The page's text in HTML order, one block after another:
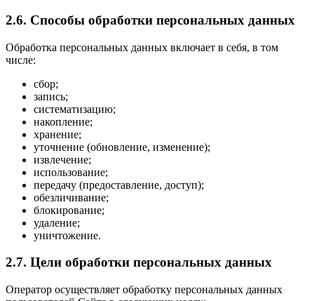
2.6. Способы обработки персональных данных
Обработка персональных данных включает в себя, в том
числе:
сбор;
запись;
систематизацию;
накопление;
хранение;
уточнение (обновление, изменение);
извлечение;
использование;
передачу (предоставление, доступ);
обезличивание;
блокирование;
удаление;
уничтожение.
2.7. Цели обработки персональных данных
Оператор осуществляет обработку персональных данных